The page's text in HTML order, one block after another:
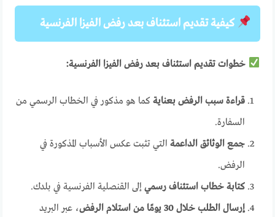
كيفية تقديم استئناف بعد رفض الفيزا الفرنسية
خطوات تقديم استئناف بعد رفض الفيزا الفرنسية:
قراءة سبب الرفض بعناية كما هو مذكور في الخطاب الرسمي من
السفارة.
جمع الوثائق الداعمة التي تثبت عكس الأسباب المذكورة في
الرفض.
كتابة خطاب استئناف رسمي إلى القنصلية الفرنسية في بلدك.
إرسال الطلب خلال 30 يومًا من استلام الرفض
، عبر البريد